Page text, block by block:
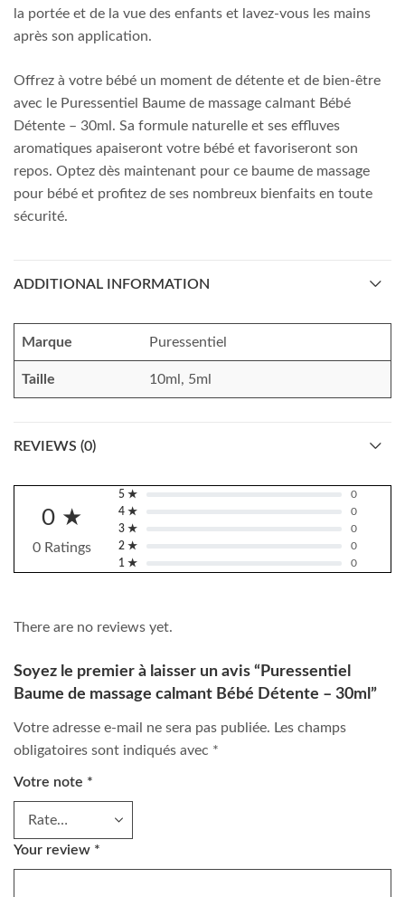
la portée et de la vue des enfants et lavez-vous les mains
après son application.
Offrez à votre bébé un moment de détente et de bien-être
avec le Puressentiel Baume de massage calmant Bébé
Détente – 30ml. Sa formule naturelle et ses effluves
aromatiques apaiseront votre bébé et favoriseront son
repos. Optez dès maintenant pour ce baume de massage
pour bébé et profitez de ses nombreux bienfaits en toute
sécurité.
ADDITIONAL INFORMATION
Marque Puressentiel
Taille 10ml, 5ml
REVIEWS (0)
0 ★
0 Ratings
5 ★
0
4 ★
0
3 ★
0
2 ★
0
1 ★
0
There are no reviews yet.
Soyez le premier à laisser un avis “Puressentiel
Baume de massage calmant Bébé Détente – 30ml”
Votre adresse e-mail ne sera pas publiée. Les champs
obligatoires sont indiqués avec *
Votre note *
Your review *